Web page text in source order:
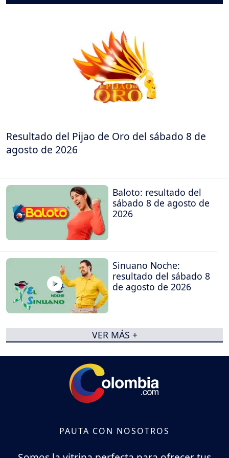
Resultado del Pijao de Oro del sábado 8 de
agosto de 2026
Baloto: resultado del
sábado 8 de agosto de
2026
Sinuano Noche:
resultado del sábado 8
de agosto de 2026
VER MÁS +
PAUTA CON NOSOTROS